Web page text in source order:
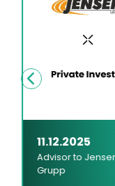
11.12.2025
Advisor to Jensen
Grupp